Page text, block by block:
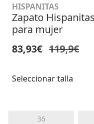
HISPANITAS
Zapato
para mujer
83,93€ 119,9€
Seleccionar talla
36